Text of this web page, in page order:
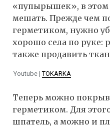
«пупырышек», в этом
мешать. Прежде чем
герметиком, нужно
хорошо села по руке:
также продавить
Youtube | TOKARKA
Теперь можно
герметиком. Для
шпатель, а можно и